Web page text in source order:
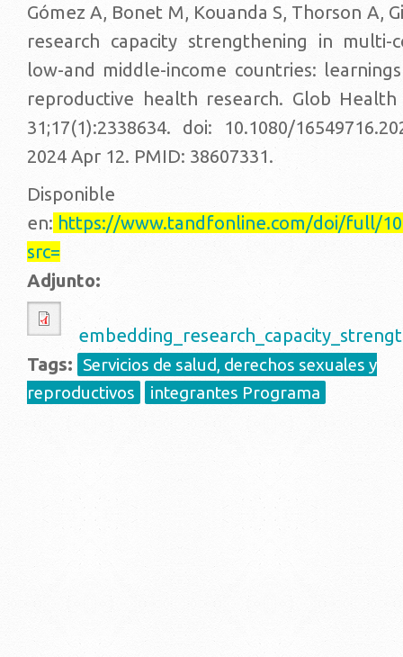
Gómez A, Bonet M, Kouanda S, Thorson A,
research capacity strengthening in multi-
low-and middle-income countries:
reproductive health research. Glob Health
31;17(1):2338634. doi: 10.1080/
2024 Apr 12. PMID: 38607331.
Disponible
en: https://www.tandfonline.com/doi/full/
src=
Adjunto:
Tags: Servicios de salud, derechos sexuales y
reproductivos
integrantes Programa